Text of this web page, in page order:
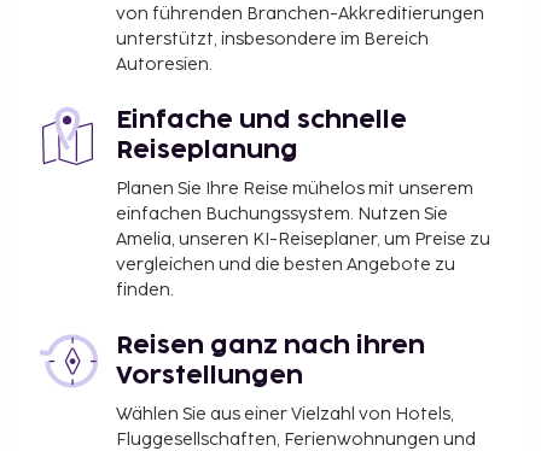
von führenden Branchen-Akkreditierungen
unterstützt, insbesondere im Bereich
Autoresien.
Einfache und schnelle
Reiseplanung
Planen Sie Ihre Reise mühelos mit unserem
einfachen Buchungssystem. Nutzen Sie
Amelia, unseren KI-Reiseplaner, um Preise zu
vergleichen und die besten Angebote zu
finden.
Reisen ganz nach ihren
Vorstellungen
Wählen Sie aus einer Vielzahl von Hotels,
Fluggesellschaften, Ferienwohnungen und